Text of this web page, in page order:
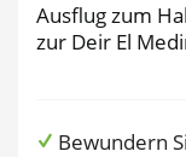
Ausflug zum
zur Deir El
Bewundern